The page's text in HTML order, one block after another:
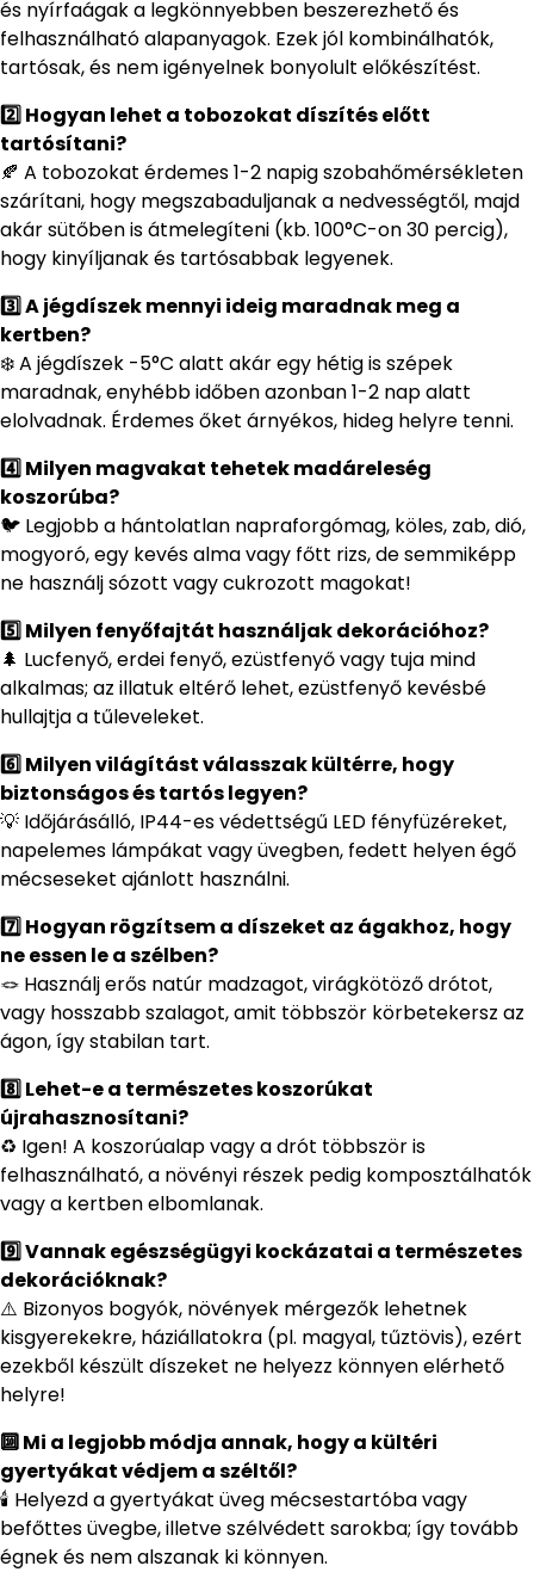
és nyírfaágak a legkönnyebben beszerezhető és
felhasználható alapanyagok. Ezek jól kombinálhatók,
tartósak, és nem igényelnek bonyolult előkészítést.
2️⃣ Hogyan lehet a tobozokat díszítés előtt
tartósítani?
🍂 A tobozokat érdemes 1-2 napig szobahőmérsékleten
szárítani, hogy megszabaduljanak a nedvességtől, majd
akár sütőben is átmelegíteni (kb. 100°C-on 30 percig),
hogy kinyíljanak és tartósabbak legyenek.
3️⃣ A jégdíszek mennyi ideig maradnak meg a
kertben?
❄️ A jégdíszek -5°C alatt akár egy hétig is szépek
maradnak, enyhébb időben azonban 1-2 nap alatt
elolvadnak. Érdemes őket árnyékos, hideg helyre tenni.
4️⃣ Milyen magvakat tehetek madáreleség
koszorúba?
🐦 Legjobb a hántolatlan napraforgómag, köles, zab, dió,
mogyoró, egy kevés alma vagy főtt rizs, de semmiképp
ne használj sózott vagy cukrozott magokat!
5️⃣ Milyen fenyőfajtát használjak dekorációhoz?
🌲 Lucfenyő, erdei fenyő, ezüstfenyő vagy tuja mind
alkalmas; az illatuk eltérő lehet, ezüstfenyő kevésbé
hullajtja a tűleveleket.
6️⃣ Milyen világítást válasszak kültérre, hogy
biztonságos és tartós legyen?
💡 Időjárásálló, IP44-es védettségű LED fényfüzéreket,
napelemes lámpákat vagy üvegben, fedett helyen égő
mécseseket ajánlott használni.
7️⃣ Hogyan rögzítsem a díszeket az ágakhoz, hogy
ne essen le a szélben?
🪢 Használj erős natúr madzagot, virágkötöző drótot,
vagy hosszabb szalagot, amit többször körbetekersz az
ágon, így stabilan tart.
8️⃣ Lehet-e a természetes koszorúkat
újrahasznosítani?
♻️ Igen! A koszorúalap vagy a drót többször is
felhasználható, a növényi részek pedig komposztálhatók
vagy a kertben elbomlanak.
9️⃣ Vannak egészségügyi kockázatai a természetes
dekorációknak?
⚠️ Bizonyos bogyók, növények mérgezők lehetnek
kisgyerekekre, háziállatokra (pl. magyal, tűztövis), ezért
ezekből készült díszeket ne helyezz könnyen elérhető
helyre!
🔟 Mi a legjobb módja annak, hogy a kültéri
gyertyákat védjem a széltől?
🕯️ Helyezd a gyertyákat üveg mécsestartóba vagy
befőttes üvegbe, illetve szélvédett sarokba; így tovább
égnek és nem alszanak ki könnyen.